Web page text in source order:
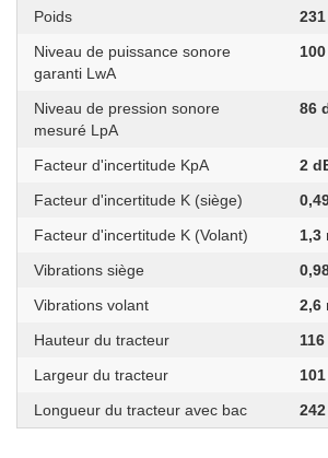
Poids
Niveau de puissance sonore
garanti LwA
Niveau de pression sonore
mesuré LpA
86
Facteur d'incertitude KpA
2
Facteur d'incertitude K (siège)
Facteur d'incertitude K (Volant)
1,3
Vibrations siège
Vibrations volant
2,6
Hauteur du tracteur
Largeur du tracteur
Longueur du tracteur avec bac